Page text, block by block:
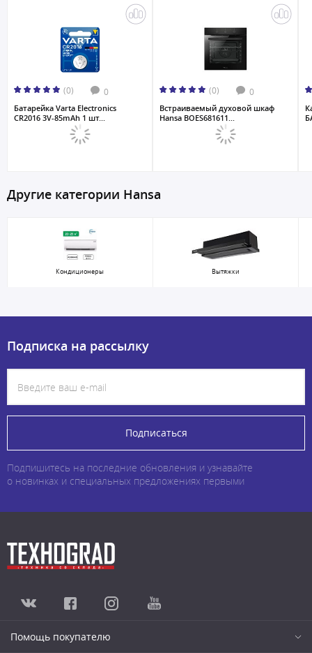
(0) 0
Батарейка Varta Electronics
CR2016 3V-85mAh 1 шт...
(0) 0
Встраиваемый духовой шкаф
Hansa BOES681611...
Другие категории Hansa
Кондиционеры Вытяжки
Подписка на рассылку
Подписаться
Подпишитесь на последние обновления и узнавайте
о новинках и специальных предложениях первыми
Помощь покупателю